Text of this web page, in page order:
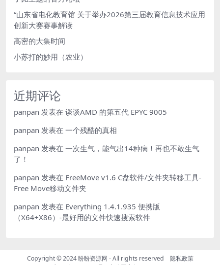
“山东省电化教育馆 关于举办2026第三届教育信息技术应用
创新大赛赛事解读
高密的大集时间
小苏打的妙用（农业）
近期评论
panpan 发表在 谈谈AMD 的第五代 EPYC 9005
panpan 发表在 一个残酷的真相
panpan 发表在 一次生气，能气出14种病！再也不敢生气
了！
panpan 发表在 FreeMove v1.6 C盘软件/文件夹转移工具-
Free Move移动文件夹
panpan 发表在 Everything 1.4.1.935 便携版
（X64+X86）-最好用的文件快速搜索软件
Copyright © 2024盼盼资源网 - All rights reserved 隐私政策